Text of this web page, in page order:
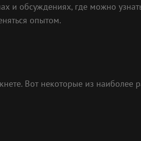
обсуждениях, где можно
опытом.
Вот некоторые из наиболее